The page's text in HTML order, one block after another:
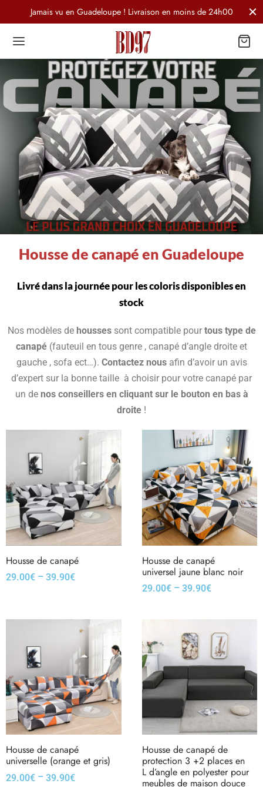
Jamais vu en Guadeloupe ! Livraison en moins de 24h00
Housse de canapé en Guadeloupe
Livré dans la journée pour les coloris disponibles en
stock
Nos modèles de houssessont compatible pour tous type de
canapé (fauteuil en tous genre , canapé d’angle droite et
gauche , sofa ect…). Contactez nousafin d’avoir un avis
d’expert sur la bonne taille à choisir pour votre canapé par
un de nos conseillers en cliquant sur le bouton en bas à
droite !
Housse de canapé
29.00€ – 39.90€
Housse de canapé
universel jaune blanc noir
29.00€– 39.90€
Housse de canapé
universelle (orange et gris)
29.00€ – 39.90€
Housse de canapé de
protection 3 +2 places en
L d’angle en polyester pour
meubles de maison douce